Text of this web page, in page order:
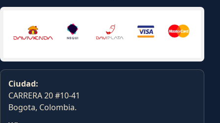
Ciudad:
CARRERA 20 #10-41
Bogota, Colombia.